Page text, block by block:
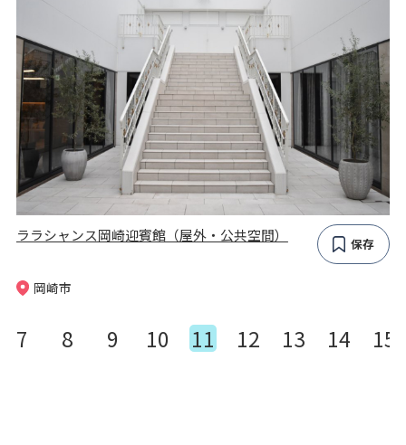
ララシャンス岡崎迎賓館（屋外・公共空間） 保存
岡崎市
7 8 9 10 11 12 13 14 15